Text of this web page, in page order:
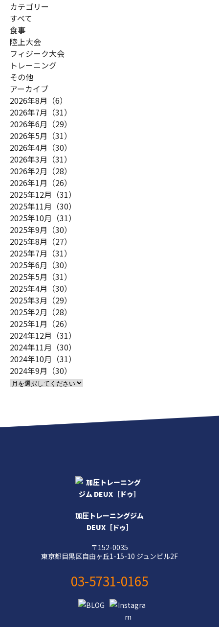
カテゴリー
すべて
食事
陸上大会
フィジーク大会
トレーニング
その他
アーカイブ
2026年8月（6）
2026年7月（31）
2026年6月（29）
2026年5月（31）
2026年4月（30）
2026年3月（31）
2026年2月（28）
2026年1月（26）
2025年12月（31）
2025年11月（30）
2025年10月（31）
2025年9月（30）
2025年8月（27）
2025年7月（31）
2025年6月（30）
2025年5月（31）
2025年4月（30）
2025年3月（29）
2025年2月（28）
2025年1月（26）
2024年12月（31）
2024年11月（30）
2024年10月（31）
2024年9月（30）
加圧トレーニングジム
DEUX［ドゥ］
〒152-0035
東京都目黒区自由ヶ丘1-15-10 ジュンビル2F
03-5731-0165